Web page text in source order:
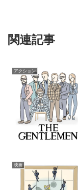
関連記事
アクション
映画